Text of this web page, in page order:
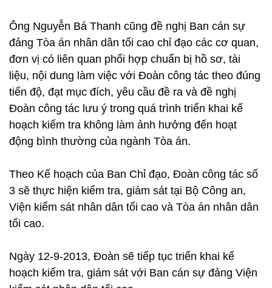
Ông Nguyễn Bá Thanh cũng đề nghị Ban cán sự
đảng Tòa án nhân dân tối cao chỉ đạo các cơ quan,
đơn vị có liên quan phối hợp chuẩn bị hồ sơ, tài
liệu, nội dung làm việc với Đoàn công tác theo đúng
tiến độ, đạt mục đích, yêu cầu đề ra và đề nghị
Đoàn công tác lưu ý trong quá trình triển khai kế
hoạch kiểm tra không làm ảnh hưởng đến hoạt
động bình thường của ngành Tòa án.
Theo Kế hoạch của Ban Chỉ đạo, Đoàn công tác số
3 sẽ thực hiện kiểm tra, giám sát tại Bộ Công an,
Viện kiểm sát nhân dân tối cao và Tòa án nhân dân
tối cao.
Ngày 12-9-2013, Đoàn sẽ tiếp tục triển khai kế
hoạch kiểm tra, giám sát với Ban cán sự đảng Viện